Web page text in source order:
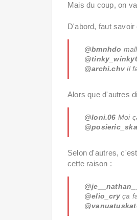
Mais du coup, on
D'abord, faut
@bmnhdo
@archi.chv il
Alors que d'autres
@Ioni.06 Moi
Selon d'autres,
cette raison :
@elio_cryça